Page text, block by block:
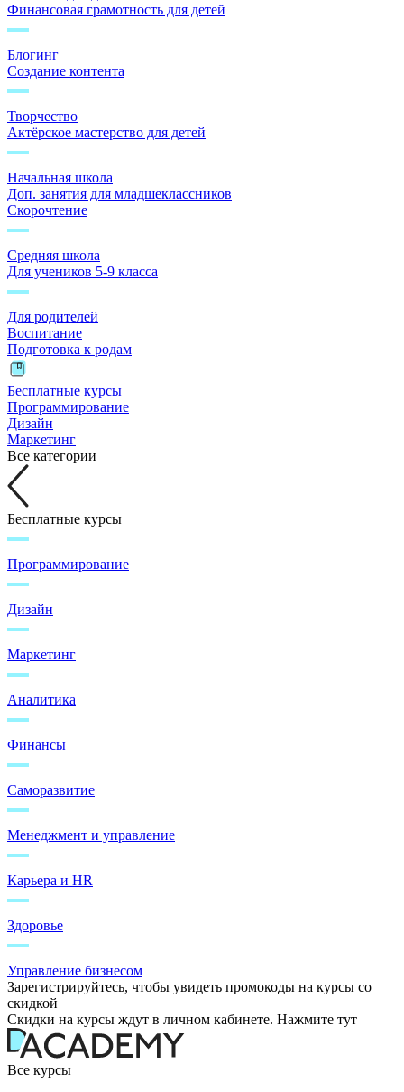
Финансовая грамотность для детей
Блогинг
Создание контента
Творчество
Актёрское мастерство для детей
Начальная школа
Доп. занятия для младшеклассников
Скорочтение
Средняя школа
Для учеников 5-9 класса
Для родителей
Воспитание
Подготовка к родам
Бесплатные курсы
Программирование
Дизайн
Маркетинг
Все категории
Бесплатные курсы
Программирование
Дизайн
Маркетинг
Аналитика
Финансы
Саморазвитие
Менеджмент и управление
Карьера и HR
Здоровье
Управление бизнесом
Зарегистрируйтесь, чтобы увидеть промокоды на курсы со
скидкой
Скидки на курсы ждут в личном кабинете. Нажмите тут
Все курсы